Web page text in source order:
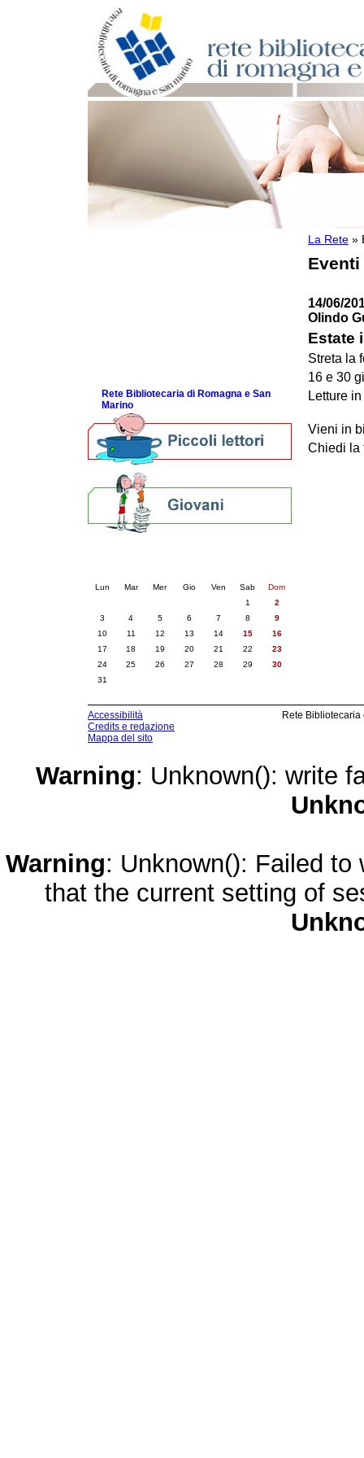
La Rete »
Eventi
14/06/
Olindo
Estate
Streta la
16 e 30
Letture
Vieni in
Chiedi la
Rete Bibliotecaria di Romagna e San
Marino
Lun Mar Mer Gio Ven Sab
Dom
1
2
3
4 5 6 7 8
9
10
11 12 13 14 15
16
17
18 19 20 21 22
23
24
25 26 27 28 29
30
31
Accessibilità
Credits e redazione
Mappa del sito
Rete
Warning: Unknown(): write
Warning: Unknown(): Failed
that the current setting of